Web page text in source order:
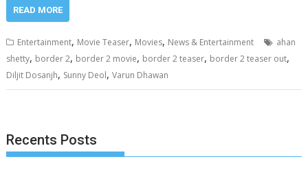
READ MORE
Entertainment, Movie Teaser, Movies, News & Entertainment
ahan
shetty, border 2, border 2 movie, border 2 teaser, border 2 teaser out,
Diljit Dosanjh, Sunny Deol,Varun Dhawan
Recents Posts